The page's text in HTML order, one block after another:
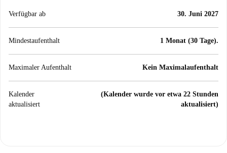
Verfügbar ab 30. Juni 2027
Mindestaufenthalt 1 Monat (30 Tage).
Maximaler Aufenthalt Kein Maximalaufenthalt
Kalender
aktualisiert
(Kalender wurde vor etwa 22 Stunden
aktualisiert)